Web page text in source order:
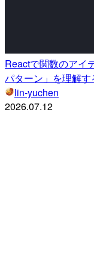
Reactで関数のアイ
パターン」を理解す
lin-yuchen
2026.07.12